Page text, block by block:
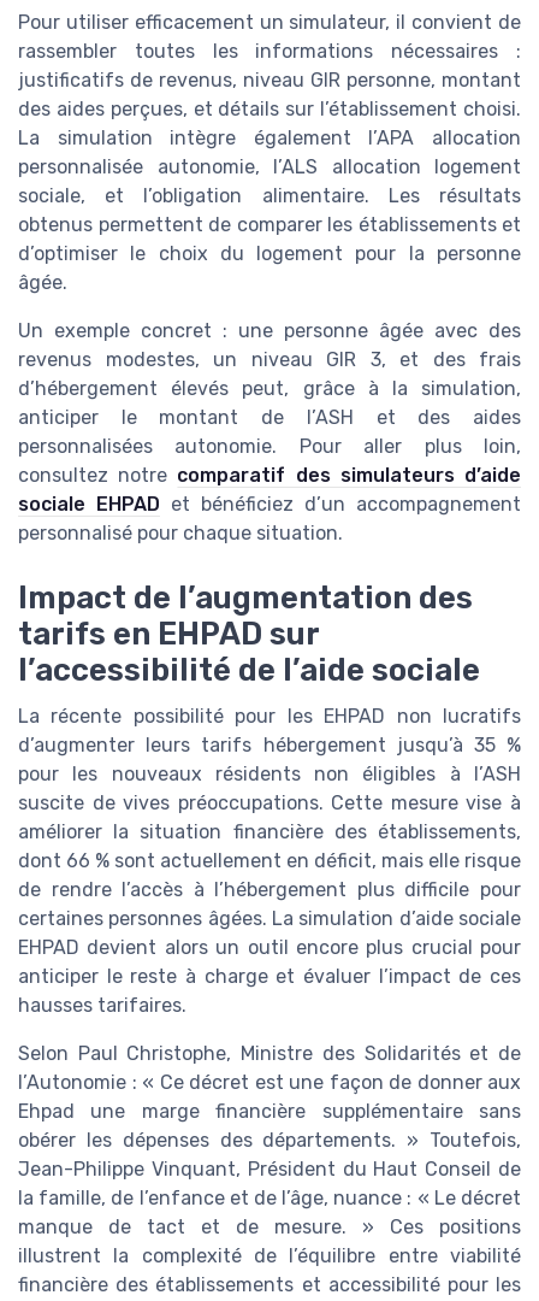
Pour utiliser efficacement un simulateur, il convient de
rassembler toutes les informations nécessaires :
justificatifs de revenus, niveau GIR personne, montant
des aides perçues, et détails sur l’établissement choisi.
La simulation intègre également l’APA allocation
personnalisée autonomie, l’ALS allocation logement
sociale, et l’obligation alimentaire. Les résultats
obtenus permettent de comparer les établissements et
d’optimiser le choix du logement pour la personne
âgée.
Un exemple concret : une personne âgée avec des
revenus modestes, un niveau GIR 3, et des frais
d’hébergement élevés peut, grâce à la simulation,
anticiper le montant de l’ASH et des aides
personnalisées autonomie. Pour aller plus loin,
consultez notre comparatif des simulateurs d’aide
sociale EHPAD et bénéficiez d’un accompagnement
personnalisé pour chaque situation.
Impact de l’augmentation des
tarifs en EHPAD sur
l’accessibilité de l’aide sociale
La récente possibilité pour les EHPAD non lucratifs
d’augmenter leurs tarifs hébergement jusqu’à 35 %
pour les nouveaux résidents non éligibles à l’ASH
suscite de vives préoccupations. Cette mesure vise à
améliorer la situation financière des établissements,
dont 66 % sont actuellement en déficit, mais elle risque
de rendre l’accès à l’hébergement plus difficile pour
certaines personnes âgées. La simulation d’aide sociale
EHPAD devient alors un outil encore plus crucial pour
anticiper le reste à charge et évaluer l’impact de ces
hausses tarifaires.
Selon Paul Christophe, Ministre des Solidarités et de
l’Autonomie : « Ce décret est une façon de donner aux
Ehpad une marge financière supplémentaire sans
obérer les dépenses des départements. » Toutefois,
Jean-Philippe Vinquant, Président du Haut Conseil de
la famille, de l’enfance et de l’âge, nuance : « Le décret
manque de tact et de mesure. » Ces positions
illustrent la complexité de l’équilibre entre viabilité
financière des établissements et accessibilité pour les